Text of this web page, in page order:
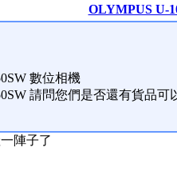
OLYMPUS U-
數位相機
請問您們是否還有貨品可
陣子了